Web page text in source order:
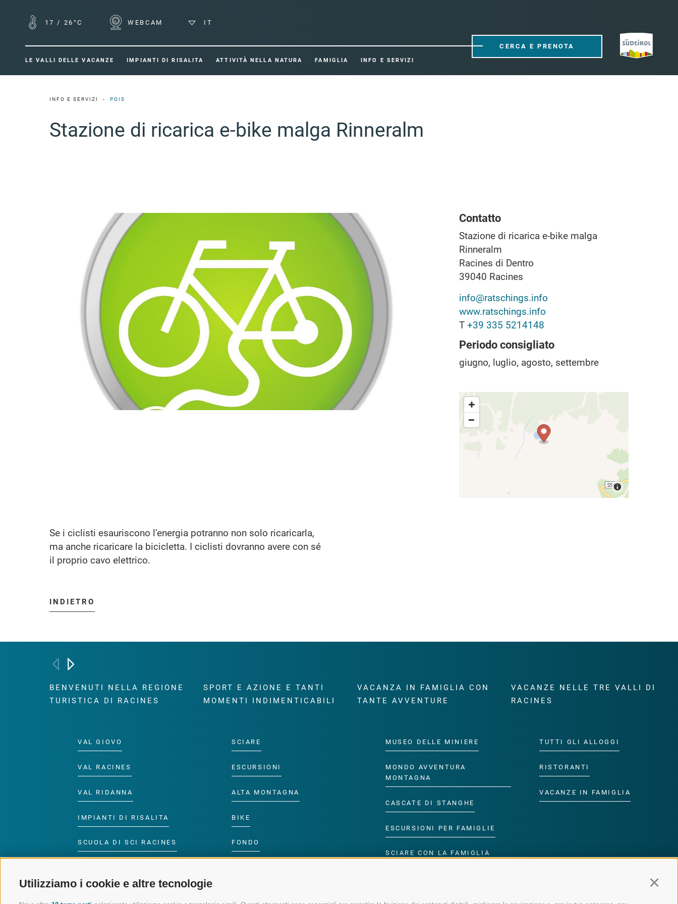
Utilizziamo i cookie e altre tecnologie
17 / 26°C WEBCAM IT
LE VALLI DELLE VACANZE IMPIANTI DI RISALITA ATTIVITÀ NELLA NATURA FAMIGLIA INFO E SERVIZI
CERCA E PRENOTA
INFO E SERVIZI POIS
Stazione di ricarica e-bike malga Rinneralm
Contatto
Stazione di ricarica e-bike malga
Rinneralm
Racines di Dentro
39040 Racines
info@ratschings.info
www.ratschings.info
T +39 335 5214148
Periodo consigliato
giugno, luglio, agosto, settembre
Se i ciclisti esauriscono l’energia potranno non solo ricaricarla,
ma anche ricaricare la bicicletta. I ciclisti dovranno avere con sé
il proprio cavo elettrico.
INDIETRO
BENVENUTI NELLA REGIONE
TURISTICA DI RACINES
VAL GIOVO
VAL RACINES
VAL RIDANNA
IMPIANTI DI RISALITA
SCUOLA DI SCI RACINES
RACINES
SPORT E AZIONE E TANTI
MOMENTI INDIMENTICABILI
SCIARE
ESCURSIONI
ALTA MONTAGNA
BIKE
FONDO
VACANZA IN FAMIGLIA CON
TANTE AVVENTURE
MUSEO DELLE MINIERE
MONDO AVVENTURA
MONTAGNA
CASCATE DI STANGHE
ESCURSIONI PER FAMIGLIE
SCIARE CON LA FAMIGLIA
VACANZE NELLE TRE VALLI DI
RACINES
TUTTI GLI ALLOGGI
RISTORANTI
VACANZE IN FAMIGLIA